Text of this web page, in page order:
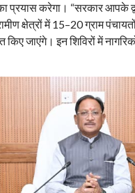
प्रयास करेगा। “सरकार आपके
क्षेत्रों में 15–20 ग्राम
किए जाएंगे। इन शिविरों में